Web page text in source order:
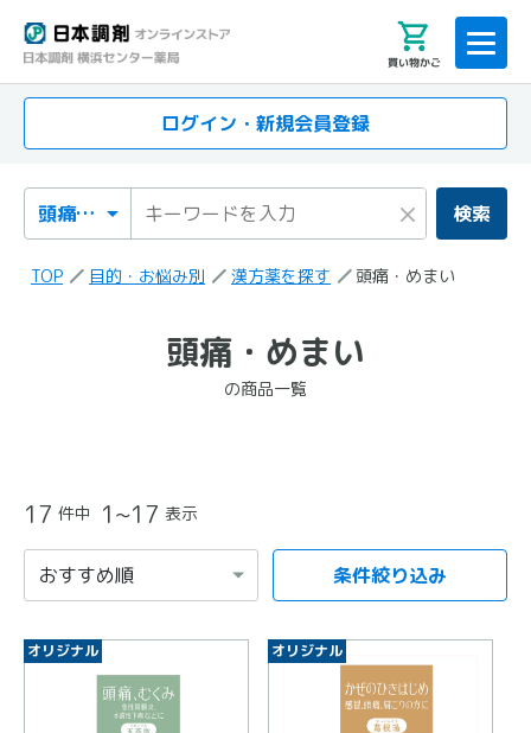
買い物かご
ログイン・新規会員登録
検索カテゴリ
検索キーワード × 検索
TOP 目的・お悩み別 漢方薬を探す 頭痛・めまい
の商品一覧頭痛・めまい
の商品一覧
17 件中 1~17 表示
項目を選択すると自動的に内容が更新されます。
条件絞り込み
オリジナル オリジナル